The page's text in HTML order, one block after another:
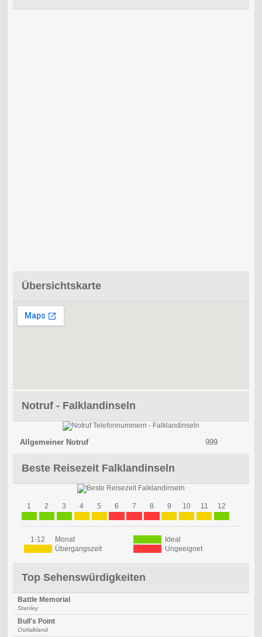
Übersichtskarte
Notruf - Falklandinseln
Allgemeiner Notruf 999
Beste Reisezeit Falklandinseln
1 2 3 4 5 6 7 8 9 10 11 12
1-12 Monat
Ideal
Übergangszeit
Ungeeignet
Top Sehenswürdigkeiten
Battle Memorial
Stanley
Bull's Point
Ostfalkland